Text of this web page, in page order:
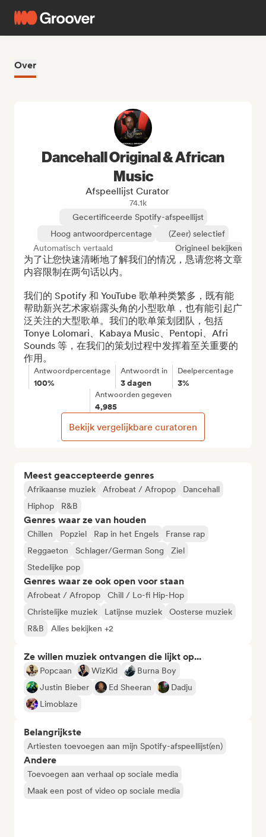
Over
Meest geaccepteerde genres
Afrikaanse muziek Afrobeat / Afropop
Dancehall
Hiphop
R&B
Genres waar ze van houden
Chillen Popziel Rap in het Engels
Franse rap
Reggaeton
Schlager/German Song
Ziel
Stedelijke pop
Genres waar ze ook open voor staan
Afrobeat / Afropop
Chill / Lo-fi Hip-Hop
Christelijke muziek
Latijnse muziek
Oosterse muziek
R&B
Alles bekijken +2
Ze willen muziek ontvangen die lijkt op...
Popcaan WizKid
Burna Boy
Justin Bieber
Ed Sheeran
Dadju
Limoblaze
Belangrijkste
Artiesten toevoegen aan mijn Spotify-afspeellijst(en)
Andere
Toevoegen aan verhaal op sociale media
Maak een post of video op sociale media
Dancehall Original & African
Music
Afspeellijst Curator
74.1k
Gecertificeerde Spotify-afspeellijst
Hoog antwoordpercentage
(Zeer) selectief
Automatisch vertaald
Origineel bekijken
为了让您快速清晰地了解我们的情况，恳请您将文章
内容限制在两句话以内。
我们的 Spotify 和 YouTube 歌单种类繁多，既有能
帮助新兴艺术家崭露头角的小型歌单，也有能引起广
泛关注的大型歌单。我们的歌单策划团队，包括
Tonye Lolomari、Kabaya Music、Pentopi、Afri
Sounds 等，在我们的策划过程中发挥着至关重要的
作用。
Antwoordpercentage
100%
Antwoordt in
3 dagen
Deelpercentage
3%
Antwoorden gegeven
4,985
Bekijk vergelijkbare curatoren